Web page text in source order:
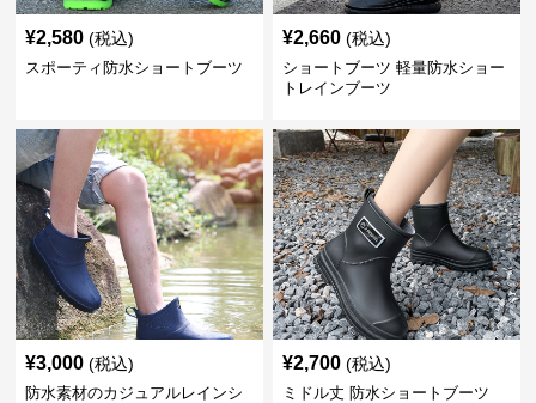
¥2,580 (税込)
スポーティ防水ショートブーツ
¥2,660 (税込)
ショートブーツ 軽量防水ショー
トレインブーツ
¥3,000 (税込)
防水素材のカジュアルレインシ
¥2,700 (税込)
ミドル丈 防水ショートブーツ